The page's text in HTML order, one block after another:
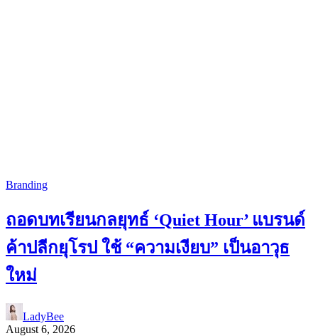
Branding
ถอดบทเรียนกลยุทธ์ ‘Quiet Hour’ แบรนด์
ค้าปลีกยุโรป ใช้ “ความเงียบ” เป็นอาวุธ
ใหม่
LadyBee
August 6, 2026